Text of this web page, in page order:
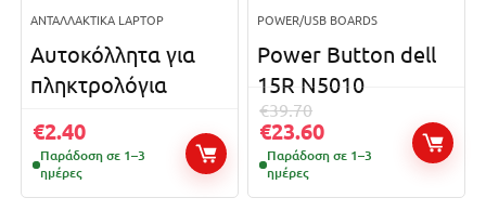
ΑΝΤΑΛΛΑΚΤΙΚΆ LAPTOP
Αυτοκόλλητα για
πληκτρoλόγια
€2.40
Παράδοση σε 1–3
ημέρες
POWER/USB BOARDS
Power Button dell
15R N5010
€39.70
€23.60
Παράδοση σε 1–3
ημέρες